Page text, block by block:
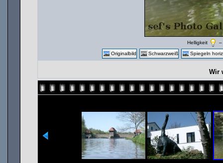
Helligkeit
–
Originalbild
Schwarzweiß Spiegeln
Wir